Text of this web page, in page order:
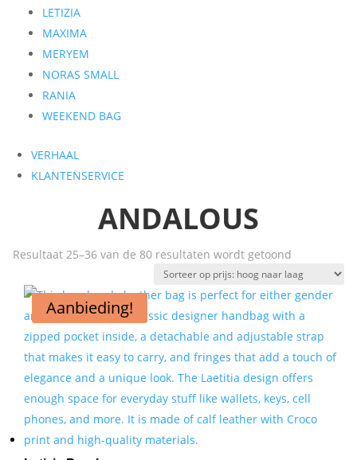
LETIZIA
MAXIMA
MERYEM
NORAS SMALL
RANIA
WEEKEND BAG
VERHAAL
KLANTENSERVICE
ANDALOUS
Resultaat 25–36 van de 80 resultaten wordt getoondGesorteerd
op
prijs:
hoog
laag
Aanbieding!